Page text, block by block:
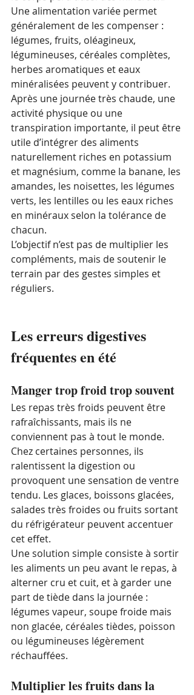
Une alimentation variée permet
généralement de les compenser :
légumes, fruits, oléagineux,
légumineuses, céréales complètes,
herbes aromatiques et eaux
minéralisées peuvent y contribuer.
Après une journée très chaude, une
activité physique ou une
transpiration importante, il peut être
utile d’intégrer des aliments
naturellement riches en potassium
et magnésium, comme la banane, les
amandes, les noisettes, les légumes
verts, les lentilles ou les eaux riches
en minéraux selon la tolérance de
chacun.
L’objectif n’est pas de multiplier les
compléments, mais de soutenir le
terrain par des gestes simples et
réguliers.
Les erreurs digestives
fréquentes en été
Manger trop froid trop souvent
Les repas très froids peuvent être
rafraîchissants, mais ils ne
conviennent pas à tout le monde.
Chez certaines personnes, ils
ralentissent la digestion ou
provoquent une sensation de ventre
tendu. Les glaces, boissons glacées,
salades très froides ou fruits sortant
du réfrigérateur peuvent accentuer
cet effet.
Une solution simple consiste à sortir
les aliments un peu avant le repas, à
alterner cru et cuit, et à garder une
part de tiède dans la journée :
légumes vapeur, soupe froide mais
non glacée, céréales tièdes, poisson
ou légumineuses légèrement
réchauffées.
Multiplier les fruits dans la